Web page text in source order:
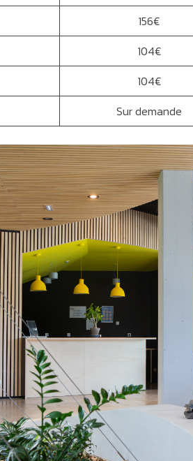
156€
104€
104€
Sur demande